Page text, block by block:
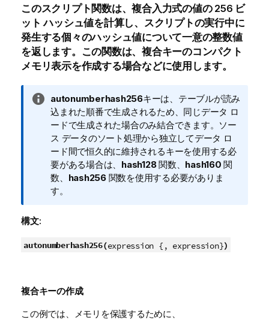
このスクリプト関数は、複合入力式の値の 256 ビ
ット ハッシュ値を計算し、スクリプトの実行中に
発生する個々のハッシュ値について一意の整数値
を返します。この関数は、複合キーのコンパクト
メモリ表示を作成する場合などに使用します。
情
報
メ
モ
autonumberhash256キーは、テーブルが読み
込まれた順番で生成されるため、同じデータ ロ
ードで生成された場合のみ結合できます。ソー
ス データのソート処理から独立してデータ ロ
ード間で恒久的に維持されるキーを使用する必
要がある場合は、 hash128関数、 hash160 関
数、 hash256関数を使用する必要がありま
す。
構文:
autonumberhash256(expression {, expression})
複合キーの作成
この例では、メモリを保護するために、